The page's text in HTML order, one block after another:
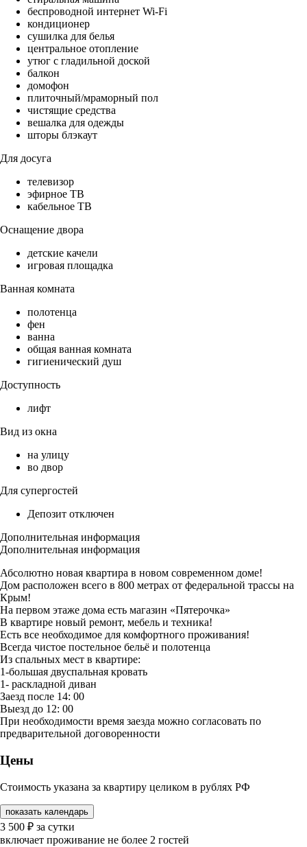
беспроводной интернет Wi-Fi
кондиционер
сушилка для белья
центральное отопление
утюг с гладильной доской
балкон
домофон
плиточный/мраморный пол
чистящие средства
вешалка для одежды
шторы блэкаут
Для досуга
телевизор
эфирное ТВ
кабельное ТВ
Оснащение двора
детские качели
игровая площадка
Ванная комната
полотенца
фен
ванна
общая ванная комната
гигиенический душ
Доступность
лифт
Вид из окна
на улицу
во двор
Для супергостей
Депозит отключен
Дополнительная информация
Дополнительная информация
Абсолютно новая квартира в новом современном доме!
Дом расположен всего в 800 метрах от федеральной трассы на
Крым!
На первом этаже дома есть магазин «Пятерочка»
В квартире новый ремонт, мебель и техника!
Есть все необходимое для комфортного проживания!
Всегда чистое постельное бельё и полотенца
Из спальных мест в квартире:
1-большая двуспальная кровать
1- раскладной диван
Заезд после 14: 00
Выезд до 12: 00
При необходимости время заезда можно согласовать по
предварительной договоренности
Цены
Стоимость указана за квартиру целиком в рублях РФ
показать календарь
3 500 ₽ за сутки
включает проживание не более 2 гостей